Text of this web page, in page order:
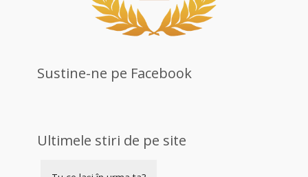
Sustine-ne pe Facebook
Ultimele stiri de pe site